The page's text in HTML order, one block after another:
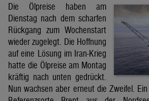
Die Ölpreise haben am
Dienstag nach dem scharfen
Rückgang zum Wochenstart
wieder zugelegt. Die Hoffnung
auf eine Lösung im Iran-Krieg
hatte die Ölpreise am Montag
kräftig nach unten gedrückt.
Nun wachsen aber erneut die Zweifel.